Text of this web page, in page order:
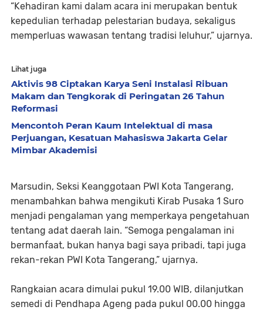
“Kehadiran kami dalam acara ini merupakan bentuk
kepedulian terhadap pelestarian budaya, sekaligus
memperluas wawasan tentang tradisi leluhur,” ujarnya.
Lihat juga
Aktivis 98 Ciptakan Karya Seni Instalasi Ribuan
Makam dan Tengkorak di Peringatan 26 Tahun
Reformasi
Mencontoh Peran Kaum Intelektual di masa
Perjuangan, Kesatuan Mahasiswa Jakarta Gelar
Mimbar Akademisi
Marsudin, Seksi Keanggotaan PWI Kota Tangerang,
menambahkan bahwa mengikuti Kirab Pusaka 1 Suro
menjadi pengalaman yang memperkaya pengetahuan
tentang adat daerah lain. “Semoga pengalaman ini
bermanfaat, bukan hanya bagi saya pribadi, tapi juga
rekan-rekan PWI Kota Tangerang,” ujarnya.
Rangkaian acara dimulai pukul 19.00 WIB, dilanjutkan
semedi di Pendhapa Ageng pada pukul 00.00 hingga